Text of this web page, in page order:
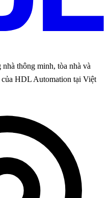
thông minh, tòa nhà và
HDL Automation tại Việt